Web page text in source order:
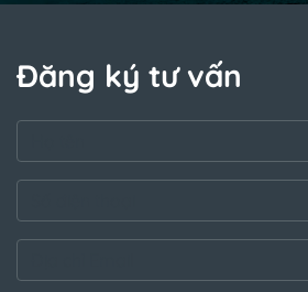
Đăng ký tư vấn